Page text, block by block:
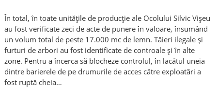
În total, în toate unitățile de producție ale Ocolului Silvic Vișeu
au fost verificate zeci de acte de punere în valoare, însumând
un volum total de peste 17.000 mc de lemn. Tăieri ilegale și
furturi de arbori au fost identificate de controale și în alte
zone. Pentru a încerca să blocheze controlul, în lacătul uneia
dintre barierele de pe drumurile de acces către exploatări a
fost ruptă cheia…